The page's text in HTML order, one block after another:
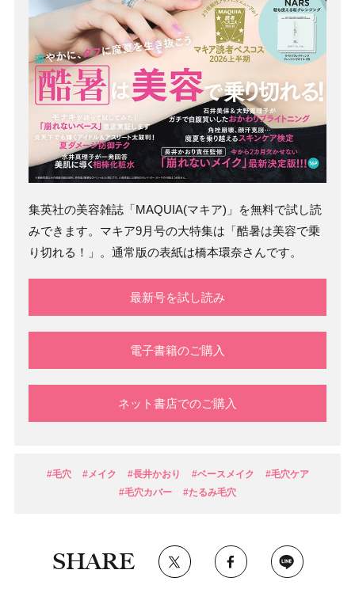
集英社の美容雑誌「MAQUIA(マキア)」を無料で試し読
みできます。マキア9月号の大特集は「酷暑は美容で乗
り切れる！」。通常版の表紙は橋本環奈さんです。
最新号を試し読み
電子書籍のご購入
ネット書店でのご購入
#毛穴 #メイク #長井かおり #ベースメイク
#毛穴ケア
#毛穴カバー
#たるみ毛穴
SHARE